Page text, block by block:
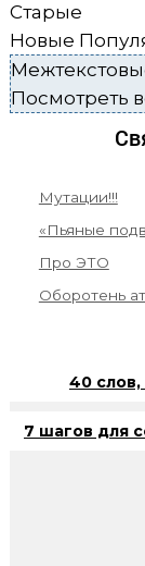
Старые
Новые
Посмотреть
Мутации!!!
«Пьяные
Про ЭТО
Оборотень
40
7 шагов для